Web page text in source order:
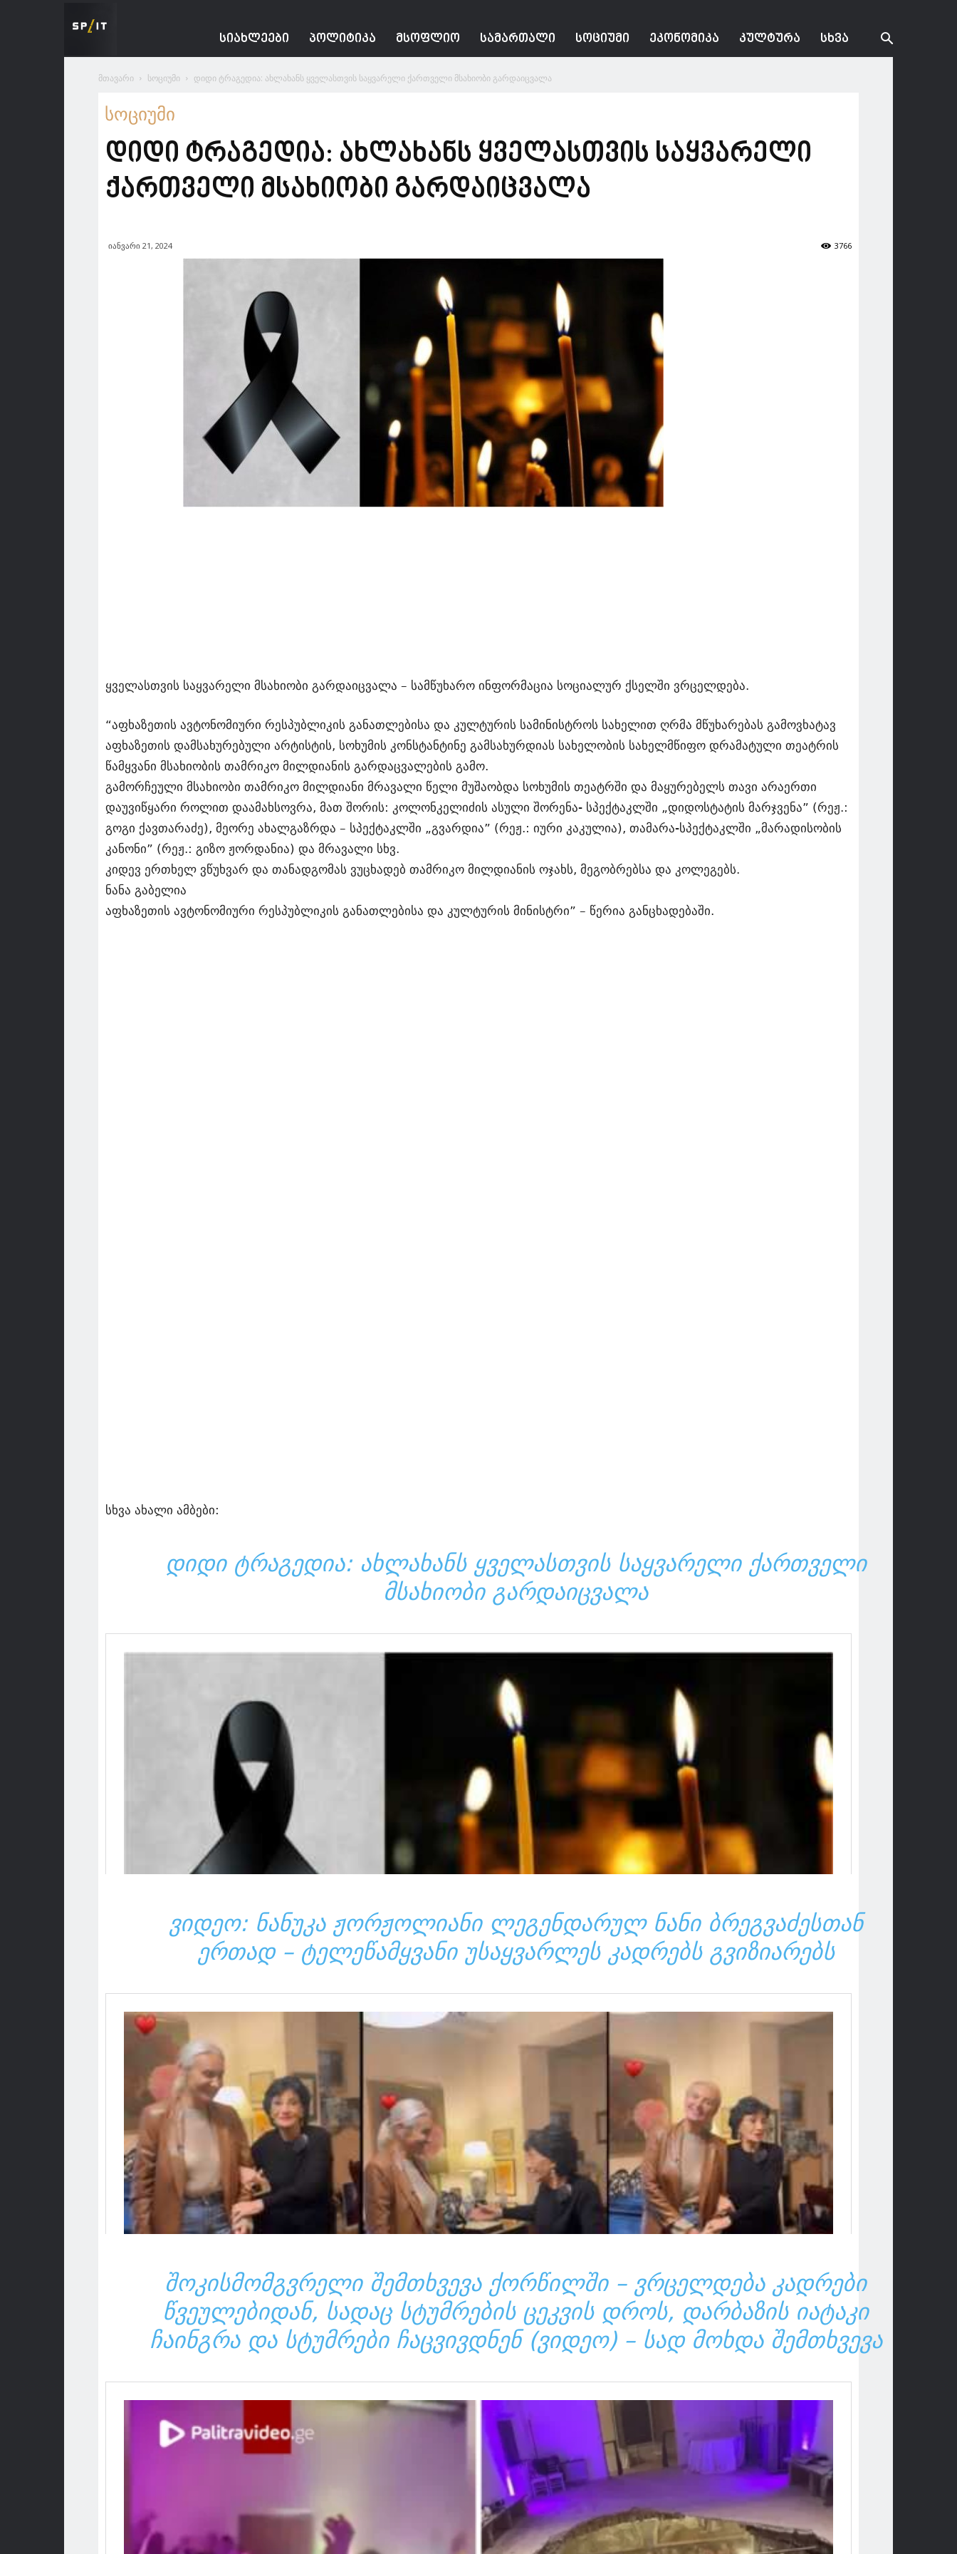
ᲡᲘᲐᲮᲚᲔᲔᲑᲘ ᲞᲝᲚᲘᲢᲘᲙᲐ ᲛᲡᲝᲤᲚᲘᲝ ᲡᲐᲛᲐᲠᲗᲐᲚᲘ ᲡᲝᲪᲘᲣᲛᲘ ᲔᲙᲝᲜᲝᲛᲘᲙᲐ ᲙᲣᲚᲢᲣᲠᲐ ᲡᲮᲕᲐ
მთავარი სოციუმი დიდი ტრაგედია: ახლახანს ყველასთვის საყვარელი ქართველი მსახიობი გარდაიცვალა
სოციუმი
დიდი ტრაგედია: ახლახანს ყველასთვის საყვარელი
ქართველი მსახიობი გარდაიცვალა
იანვარი 21, 2024 3766
ყველასთვის საყვარელი მსახიობი გარდაიცვალა – სამწუხარო ინფორმაცია სოციალურ ქსელში ვრცელდება.
“აფხაზეთის ავტონომიური რესპუბლიკის განათლებისა და კულტურის სამინისტროს სახელით ღრმა მწუხარებას გამოვხატავ
აფხაზეთის დამსახურებული არტისტის, სოხუმის კონსტანტინე გამსახურდიას სახელობის სახელმწიფო დრამატული თეატრის
წამყვანი მსახიობის თამრიკო მილდიანის გარდაცვალების გამო.
გამორჩეული მსახიობი თამრიკო მილდიანი მრავალი წელი მუშაობდა სოხუმის თეატრში და მაყურებელს თავი არაერთი
დაუვიწყარი როლით დაამახსოვრა, მათ შორის: კოლონკელიძის ასული შორენა- სპექტაკლში „დიდოსტატის მარჯვენა” (რეჟ.:
გოგი ქავთარაძე), მეორე ახალგაზრდა – სპექტაკლში „გვარდია” (რეჟ.: იური კაკულია), თამარა-სპექტაკლში „მარადისობის
კანონი” (რეჟ.: გიზო ჟორდანია) და მრავალი სხვ.
კიდევ ერთხელ ვწუხვარ და თანადგომას ვუცხადებ თამრიკო მილდიანის ოჯახს, მეგობრებსა და კოლეგებს.
ნანა გაბელია
აფხაზეთის ავტონომიური რესპუბლიკის განათლებისა და კულტურის მინისტრი” – წერია განცხადებაში.
სხვა ახალი ამბები:
ᲓᲘᲓᲘ ᲢᲠᲐᲒᲔᲓᲘᲐ: ᲐᲮᲚᲐᲮᲐᲜᲡ ᲧᲕᲔᲚᲐᲡᲗᲕᲘᲡ ᲡᲐᲧᲕᲐᲠᲔᲚᲘ ᲥᲐᲠᲗᲕᲔᲚᲘ
ᲛᲡᲐᲮᲘᲝᲑᲘ ᲒᲐᲠᲓᲐᲘᲪᲕᲐᲚᲐ
ᲕᲘᲓᲔᲝ: ᲜᲐᲜᲣᲙᲐ ᲟᲝᲠᲟᲝᲚᲘᲐᲜᲘ ᲚᲔᲒᲔᲜᲓᲐᲠᲣᲚ ᲜᲐᲜᲘ ᲑᲠᲔᲒᲕᲐᲫᲔᲡᲗᲐᲜ
ᲔᲠᲗᲐᲓ – ᲢᲔᲚᲔᲬᲐᲛᲧᲕᲐᲜᲘ ᲣᲡᲐᲧᲕᲐᲠᲚᲔᲡ ᲙᲐᲓᲠᲔᲑᲡ ᲒᲕᲘᲖᲘᲐᲠᲔᲑᲡ
ᲨᲝᲙᲘᲡᲛᲝᲛᲒᲕᲠᲔᲚᲘ ᲨᲔᲛᲗᲮᲕᲔᲕᲐ ᲥᲝᲠᲬᲘᲚᲨᲘ – ᲕᲠᲪᲔᲚᲓᲔᲑᲐ ᲙᲐᲓᲠᲔᲑᲘ
ᲬᲕᲔᲣᲚᲔᲑᲘᲓᲐᲜ, ᲡᲐᲓᲐᲪ ᲡᲢᲣᲛᲠᲔᲑᲘᲡ ᲪᲔᲙᲕᲘᲡ ᲓᲠᲝᲡ, ᲓᲐᲠᲑᲐᲖᲘᲡ ᲘᲐᲢᲐᲙᲘ
ᲩᲐᲘᲜᲒᲠᲐ ᲓᲐ ᲡᲢᲣᲛᲠᲔᲑᲘ ᲩᲐᲪᲕᲘᲕᲓᲜᲔᲜ (ᲕᲘᲓᲔᲝ) – ᲡᲐᲓ ᲛᲝᲮᲓᲐ ᲨᲔᲛᲗᲮᲕᲔᲕᲐ